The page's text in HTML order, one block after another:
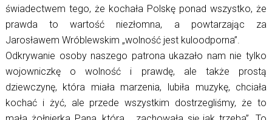
świadectwem tego, że kochała Polskę ponad wszystko, że
prawda to wartość niezłomna, a powtarzając za
Jarosławem Wróblewskim „wolność jest kuloodporna”.
Odkrywanie osoby naszego patrona ukazało nam nie tylko
wojowniczkę o wolność i prawdę, ale także prostą
dziewczynę, która miała marzenia, lubiła muzykę, chciała
kochać i żyć, ale przede wszystkim dostrzegliśmy, że to